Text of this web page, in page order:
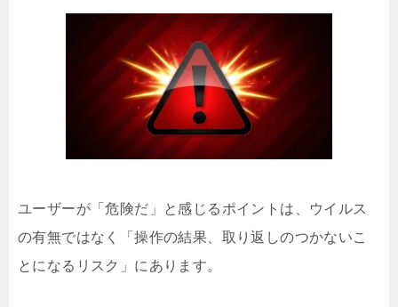
ユーザーが「危険だ」と感じるポイントは、ウイルス
の有無ではなく「操作の結果、取り返しのつかないこ
とになるリスク」にあります。